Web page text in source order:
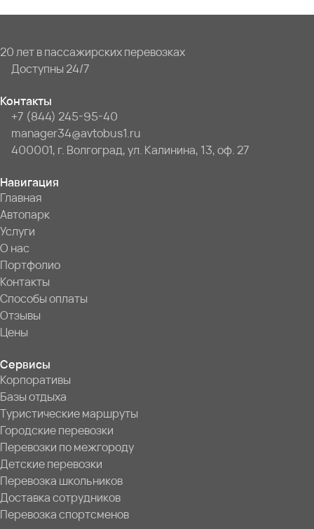
20 лет в пассажирских перевозках
Доступны 24/7
Контакты
+7 (844) 245-95-40
manager34@avtobus1.ru
400001, г. Волгоград, ул. Калинина, 13, оф. 27
Навигация
Главная
Автопарк
Услуги
О нас
Портфолио
Контакты
Способы оплаты
Отзывы
Цены
Сервисы
Корпоративы
Базы отдыха
Туристические маршруты
Городские перевозки
Перевозки по межгороду
Детские перевозки
Перевозка школьников
Доставка сотрудников
Перевозка спортсменов